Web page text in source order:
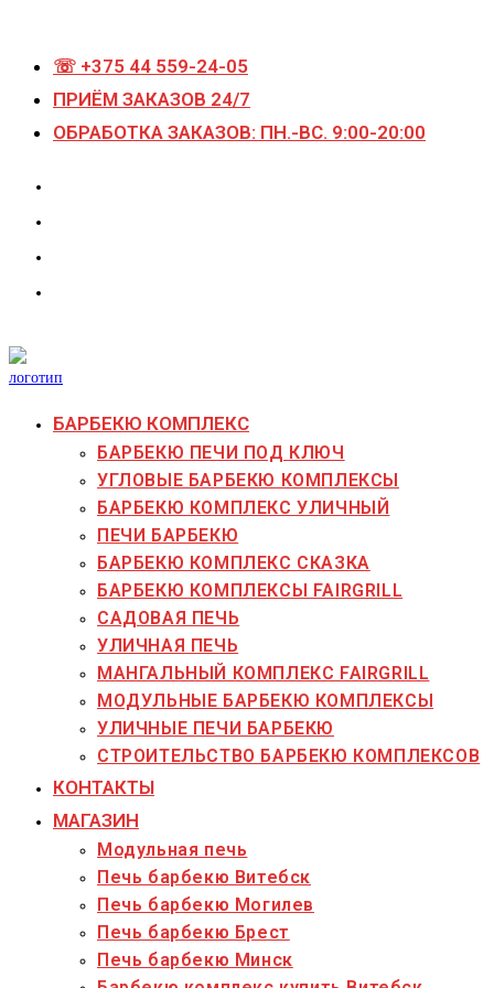
содержимому
☏ +375 44 559-24-05
ПРИЁМ ЗАКАЗОВ 24/7
ОБРАБОТКА ЗАКАЗОВ: ПН.-ВС. 9:00-20:00
БАРБЕКЮ КОМПЛЕКС
БАРБЕКЮ ПЕЧИ ПОД КЛЮЧ
УГЛОВЫЕ БАРБЕКЮ КОМПЛЕКСЫ
БАРБЕКЮ КОМПЛЕКС УЛИЧНЫЙ
ПЕЧИ БАРБЕКЮ
БАРБЕКЮ КОМПЛЕКС СКАЗКА
БАРБЕКЮ КОМПЛЕКСЫ FAIRGRILL
САДОВАЯ ПЕЧЬ
УЛИЧНАЯ ПЕЧЬ
МАНГАЛЬНЫЙ КОМПЛЕКС FAIRGRILL
МОДУЛЬНЫЕ БАРБЕКЮ КОМПЛЕКСЫ
УЛИЧНЫЕ ПЕЧИ БАРБЕКЮ
СТРОИТЕЛЬСТВО БАРБЕКЮ КОМПЛЕКСОВ
КОНТАКТЫ
МАГАЗИН
Модульная печь
Печь барбекю Витебск
Печь барбекю Могилев
Печь барбекю Брест
Печь барбекю Минск